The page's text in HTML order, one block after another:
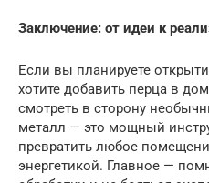
Заключение: от идеи к
Если вы планируете
хотите добавить перца в
смотреть в сторону
металл — это мощный
превратить любое
энергетикой. Главное —